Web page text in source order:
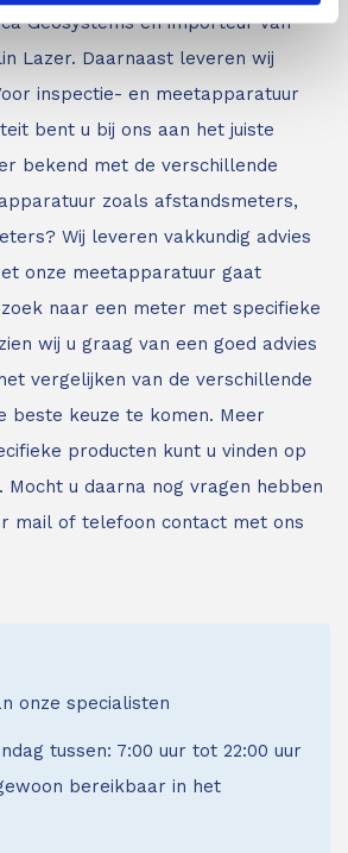
Geosystems en importeur van
Lazer. Daarnaast leveren wij
inspectie- en meetapparatuur
bent u bij ons aan het juiste
bekend met de verschillende
zoals afstandsmeters,
Wij leveren vakkundig advies
onze meetapparatuur gaat
naar een meter met specifieke
wij u graag van een goed advies
vergelijken van de verschillende
beste keuze te komen. Meer
producten kunt u vinden op
Mocht u daarna nog vragen hebben
mail of telefoon contact met ons
onze specialisten
tussen: 7:00 uur tot 22:00 uur
bereikbaar in het